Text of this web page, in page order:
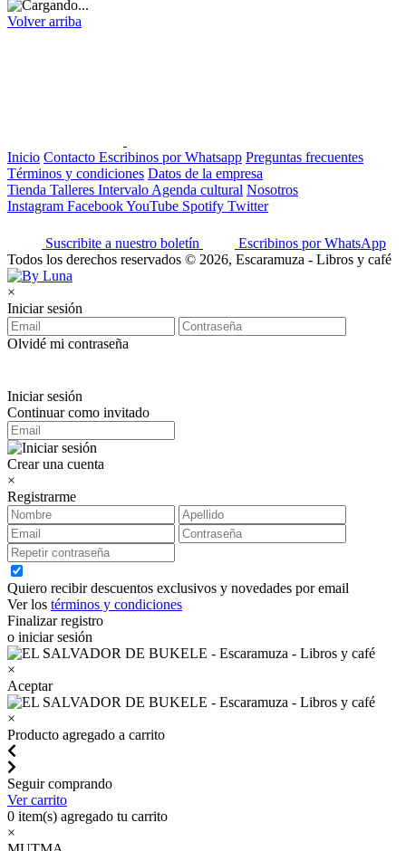
Volver arriba
Inicio Contacto Escribinos por Whatsapp Preguntas frecuentes
Términos y condiciones Datos de la empresa
Tienda Talleres Intervalo Agenda cultural Nosotros
Instagram FacebookYouTube Spotify Twitter
Suscribite a nuestro boletín
Escribinos por WhatsApp
Todos los derechos reservados © 2026, Escaramuza - Libros y café
×
Iniciar sesión
Olvidé mi contraseña
Iniciar sesión
Continuar como invitado
Crear una cuenta
×
Registrarme
Quiero recibir descuentos exclusivos y novedades por email
Ver los términos y condiciones
Finalizar registro
o iniciar sesión
×
Aceptar
×
Producto agregado a carrito
Seguir comprando
Ver carrito
0 item(s) agregado tu carrito
×